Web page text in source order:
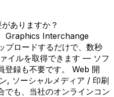
ありますか？
Graphics Interchange
プロードするだけで、数秒
イルを取得できます — ソフ
登録も不要です。 Web 開
, ソーシャルメディア / 印刷
でも、当社のオンラインコン